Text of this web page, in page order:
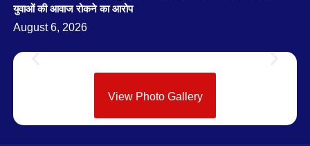
युवाओं की आवाज रोकने का आरोप
August 6, 2026
View Photo Gallery